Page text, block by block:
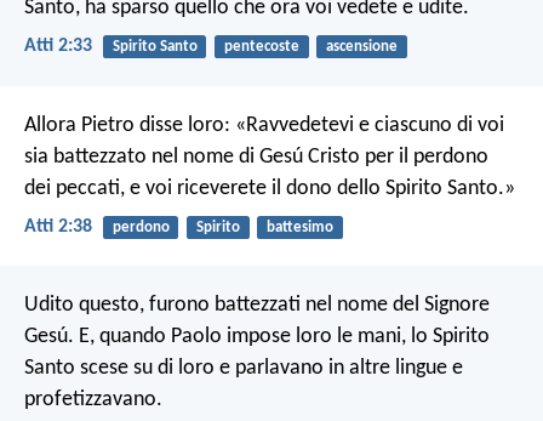
Santo, ha sparso quello che ora voi vedete e udite.
Atti 2:33 Spirito Santo pentecoste ascensione
Allora Pietro disse loro: «Ravvedetevi e ciascuno di voi
sia battezzato nel nome di Gesú Cristo per il perdono
dei peccati, e voi riceverete il dono dello Spirito Santo.»
Atti 2:38 perdono Spirito battesimo
Udito questo, furono battezzati nel nome del Signore
Gesú. E, quando Paolo impose loro le mani, lo Spirito
Santo scese su di loro e parlavano in altre lingue e
profetizzavano.